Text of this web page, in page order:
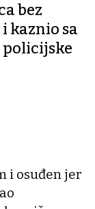
bez
kaznio sa
policijske
i osuđen jer